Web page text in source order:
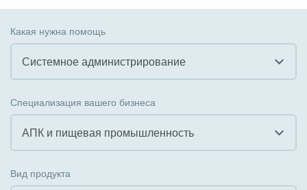
Какая нужна помощь
Системное администрирование
Внедрение КЭДО
Интеграция с 1С
Специализация вашего бизнеса
АПК и пищевая промышленность
Вид продукта